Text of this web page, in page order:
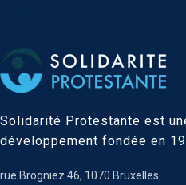
Solidarité Protestante est
développement fondée en
rue Brogniez 46, 1070 Bruxelles